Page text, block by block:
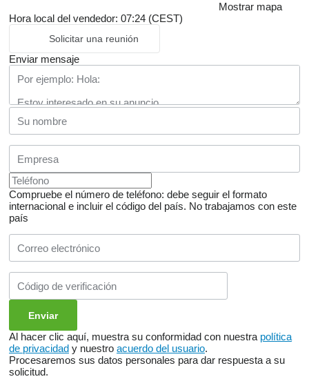
Mostrar mapa
Hora local del vendedor: 07:24 (CEST)
Solicitar una reunión
Enviar mensaje
Compruebe el número de teléfono: debe seguir el formato
internacional e incluir el código del país. No trabajamos con este
país
Al hacer clic aquí, muestra su conformidad con nuestra política
de privacidad y nuestro acuerdo del usuario.
Procesaremos sus datos personales para dar respuesta a su
solicitud.